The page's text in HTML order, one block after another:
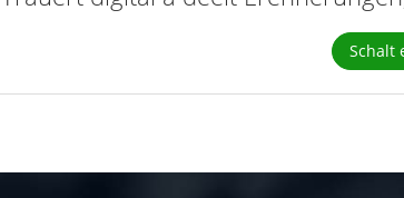
Schalt